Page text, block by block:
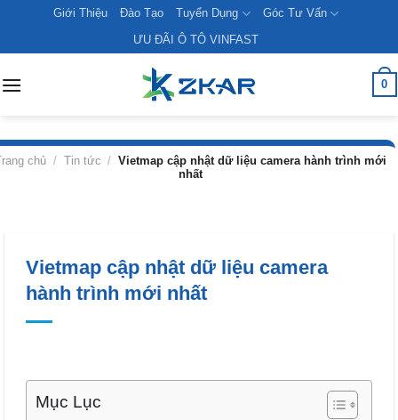
content
Giới Thiệu Đào Tạo Tuyển Dụng
Góc Tư Vấn
ƯU ĐÃI Ô TÔ VINFAST
0
chủ / Tin tức / Vietmap cập nhật dữ liệu camera hành trình mới
nhất
Vietmap cập nhật dữ liệu camera
hành trình mới nhất
Mục Lục